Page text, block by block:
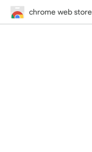
chrome web store